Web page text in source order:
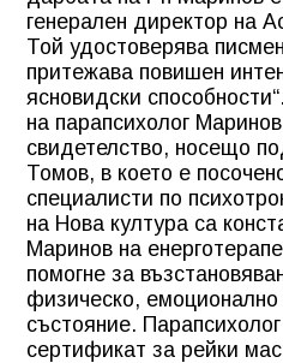
генерален директор на
Той удостоверява
притежава повишен
ясновидски
на парапсихолог
свидетелство, носещо
Томов, в което е
специалисти по
на Нова култура са
Маринов на
помогне за
физическо, емоционално
състояние.
сертификат за рейки